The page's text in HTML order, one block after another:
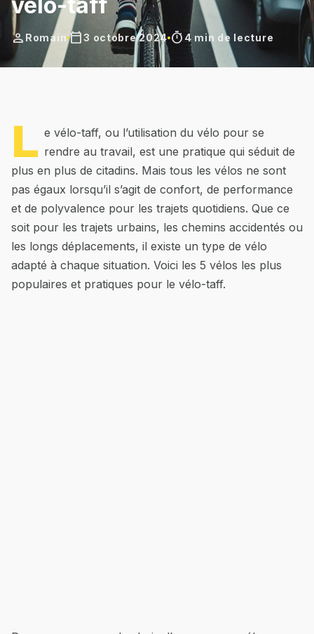
person Romain calendar_today3 octobre 2024 timer 4 min de lecture
L e vélo-taff, ou l’utilisation du vélo pour se
rendre au travail, est une pratique qui séduit de
plus en plus de citadins. Mais tous les vélos ne sont
pas égaux lorsqu’il s’agit de confort, de performance
et de polyvalence pour les trajets quotidiens. Que ce
soit pour les trajets urbains, les chemins accidentés ou
les longs déplacements, il existe un type de vélo
adapté à chaque situation. Voici les 5 vélos les plus
populaires et pratiques pour le vélo-taff.